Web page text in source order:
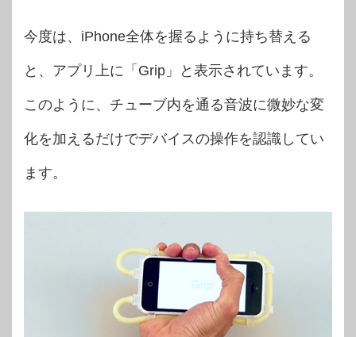
今度は、iPhone全体を握るように持ち替える
と、アプリ上に「Grip」と表示されています。
このように、チューブ内を通る音波に微妙な変
化を加えるだけでデバイスの操作を認識してい
ます。